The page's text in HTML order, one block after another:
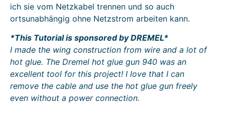
ich sie vom Netzkabel trennen und so auch
ortsunabhängig ohne Netzstrom arbeiten kann.
*This Tutorial is sponsored by DREMEL*
I made the wing construction from wire and a lot of
hot glue. The Dremel hot glue gun 940 was an
excellent tool for this project! I love that I can
remove the cable and use the hot glue gun freely
even without a power connection.